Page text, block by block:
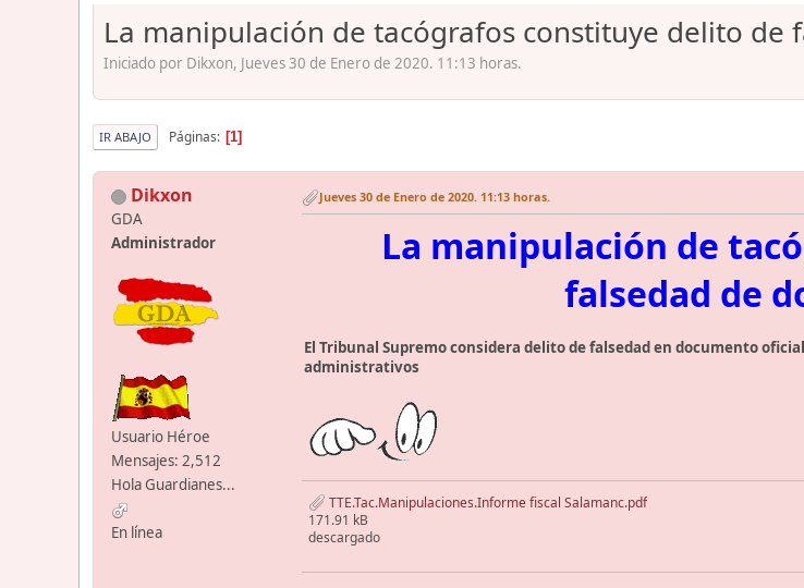
La manipulación de tacógrafos constituye delito de
Iniciado por Dikxon, Jueves 30 de Enero de 2020. 11:13 horas.
IR ABAJO Páginas 1
Dikxon
GDA
Administrador
Usuario Héroe
Mensajes: 2,512
Hola Guardianes...
En línea
Jueves 30 de Enero de 2020. 11:13 horas.
La manipulación de
falsedad de
El Tribunal Supremo considera delito de falsedad en documento
administrativos
TTE.Tac.Manipulaciones.Informe fiscal Salamanc.pdf
171.91 kB
descargado